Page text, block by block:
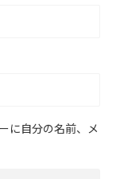
に自分の名前、メ